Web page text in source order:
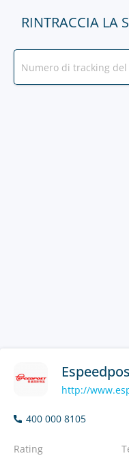
RINTRACCIA LA
http://
400 000 8105
Rating